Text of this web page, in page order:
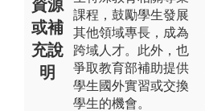
資源
或補
充說
明
課程，鼓勵學生發展
其他領域專長，成為
跨域人才。此外，也
爭取教育部補助提供
學生國外實習或交換
學生的機會。